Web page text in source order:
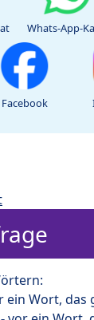
Whats-App-
Facebook
ein Wort, das